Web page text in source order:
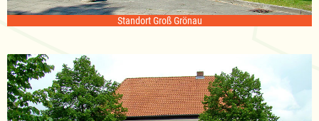
Standort Groß Grönau